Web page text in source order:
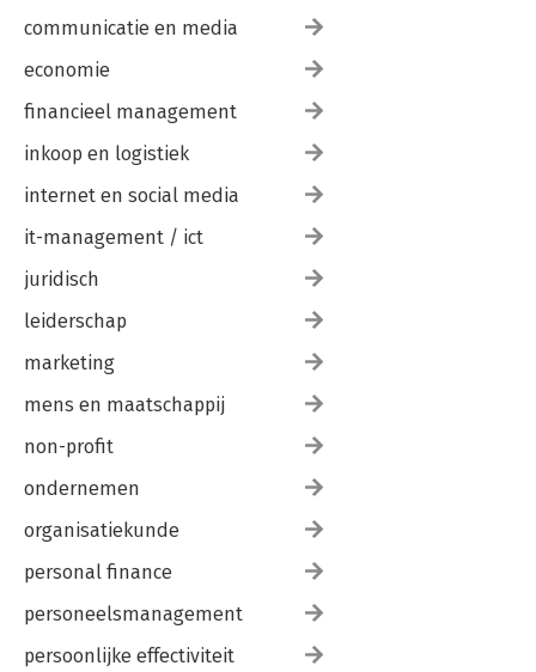
communicatie en media
economie
financieel management
inkoop en logistiek
internet en social media
it-management / ict
juridisch
leiderschap
marketing
mens en maatschappij
non-profit
ondernemen
organisatiekunde
personal finance
personeelsmanagement
persoonlijke effectiviteit